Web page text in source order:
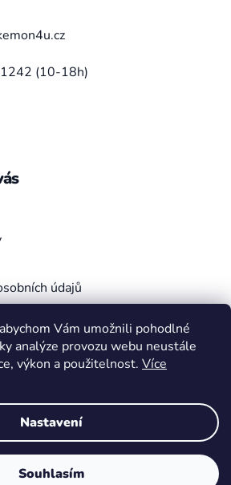
Vám umožnili pohodlné
analýze provozu webu neustále
výkon a použitelnost. Více
Nastavení
Souhlasím
(10-18h)
údajů
HLEDAT
Vytvořil Shoptet